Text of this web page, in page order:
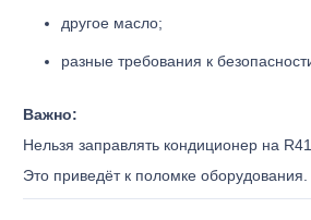
другое масло;
разные требования к
Важно:
Нельзя заправлять кондиционер на
Это приведёт к поломке оборудования.